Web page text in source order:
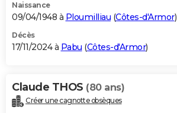
Naissance
09/04/1948 à Ploumilliau (Côtes-d'Armor)
Décès
17/11/2024 à Pabu (Côtes-d'Armor)
Claude THOS (80 ans)
Créer une cagnotte obsèques